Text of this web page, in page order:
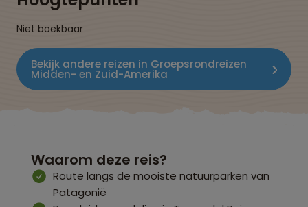
Niet boekbaar
Bekijk andere reizen in Groepsrondreizen
Midden- en Zuid-Amerika
Waarom deze reis?
Route langs de mooiste natuurparken van
Patagonië